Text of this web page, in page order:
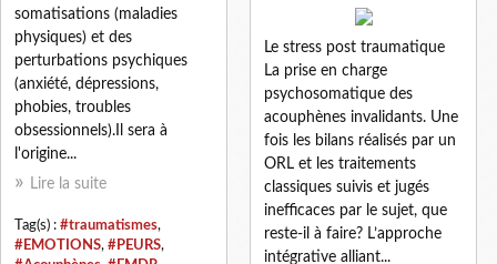
somatisations (maladies
physiques) et des
perturbations psychiques
(anxiété, dépressions,
phobies, troubles
obsessionnels).Il sera à
l'origine...
Lire la suite
Tag(s) : #traumatismes,
#EMOTIONS, #PEURS,
Le stress post traumatique
La prise en charge
psychosomatique des
acouphènes invalidants. Une
fois les bilans réalisés par un
ORL et les traitements
classiques suivis et jugés
inefficaces par le sujet, que
reste-il à faire? L’approche
intégrative alliant...